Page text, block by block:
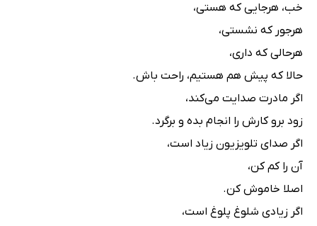
خب، هرجایی که هستی،
هرجور که نشستی،
هرحالی که داری،
حالا که پیش هم هستیم، راحت باش.
اگر مادرت صدایت می‌کند،
زود برو کارش را انجام بده و برگرد.
اگر صدای تلویزیون زیاد است،
آن را کم کن،
اصلا خاموش کن.
اگر زیادی شلوغ پلوغ است،